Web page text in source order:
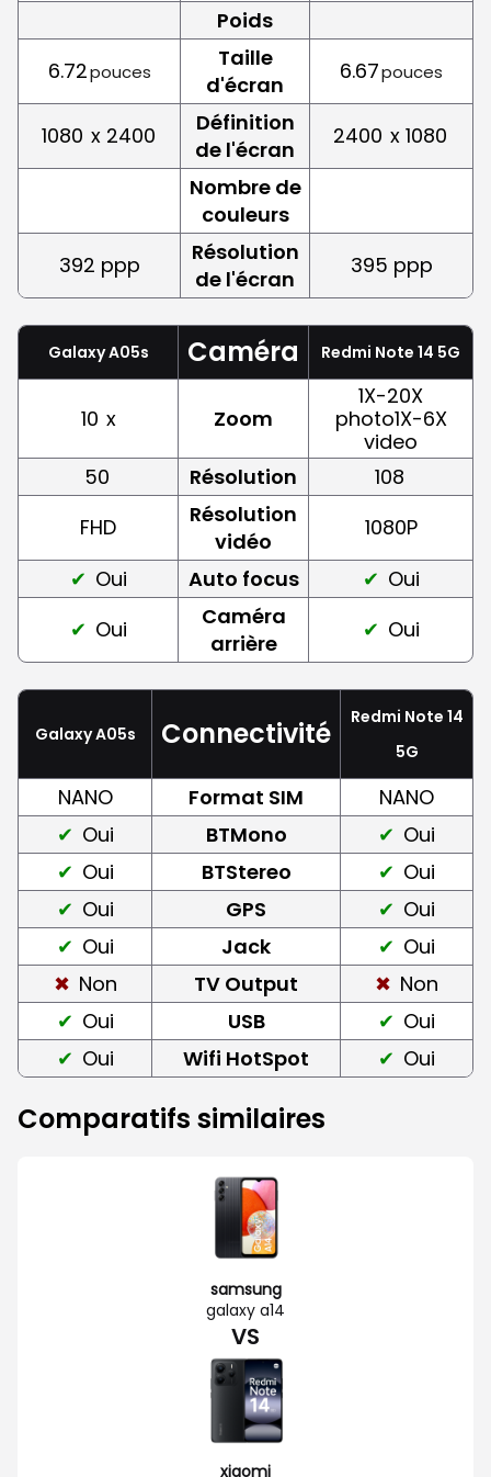
Poids
6.72pouces
Taille
d'écran
6.67pouces
1080 x 2400
Définition
de l'écran
2400 x 1080
Nombre de
couleurs
392 ppp
Résolution
de l'écran
395 ppp
Galaxy A05s Caméra Redmi Note 14 5G
10 x Zoom
1X-20X
photo1X-6X
video
50
Résolution
108
FHD
Résolution
vidéo
1080P
Oui
Auto focus
Oui
Oui
Caméra
arrière
Oui
Galaxy A05s Connectivité
Redmi Note 14
5G
NANO Format SIM
NANO
Oui
BTMono
Oui
Oui
BTStereo
Oui
Oui
GPS
Oui
Oui
Jack
Oui
Non
TV Output
Non
Oui
USB
Oui
Oui
Wifi HotSpot Oui
Comparatifs similaires
samsung
galaxy a14
VS
xiaomi